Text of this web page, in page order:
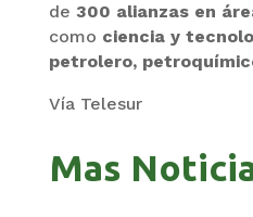
de 300 alianzas en
como ciencia y
petrolero,
Vía Telesur
Mas